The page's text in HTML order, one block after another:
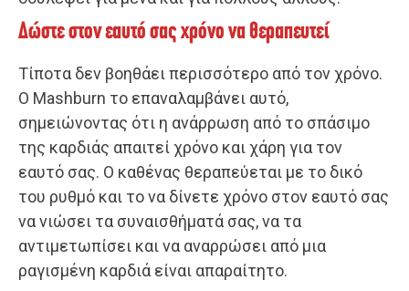
Δώστε στον εαυτό σας χρόνο να θεραπευτεί
Τίποτα δεν βοηθάει περισσότερο από τον χρόνο.
Ο Mashburn το επαναλαμβάνει αυτό,
σημειώνοντας ότι η ανάρρωση από το σπάσιμο
της καρδιάς απαιτεί χρόνο και χάρη για τον
εαυτό σας. Ο καθένας θεραπεύεται με το δικό
του ρυθμό και το να δίνετε χρόνο στον εαυτό σας
να νιώσει τα συναισθήματά σας, να τα
αντιμετωπίσει και να αναρρώσει από μια
ραγισμένη καρδιά είναι απαραίτητο.